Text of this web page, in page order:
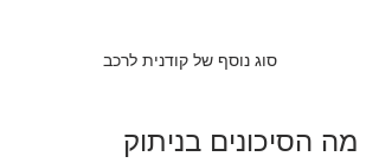
סוג נוסף של קודנית לרכב
מה הסיכונים בניתוק